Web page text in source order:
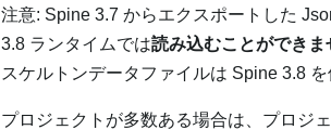
注意: Spine 3.7 からエクスポートした
3.8 ランタイムでは読み込むことができま
スケルトンデータファイルは Spine 3.8
プロジェクトが多数ある場合は、プロジ